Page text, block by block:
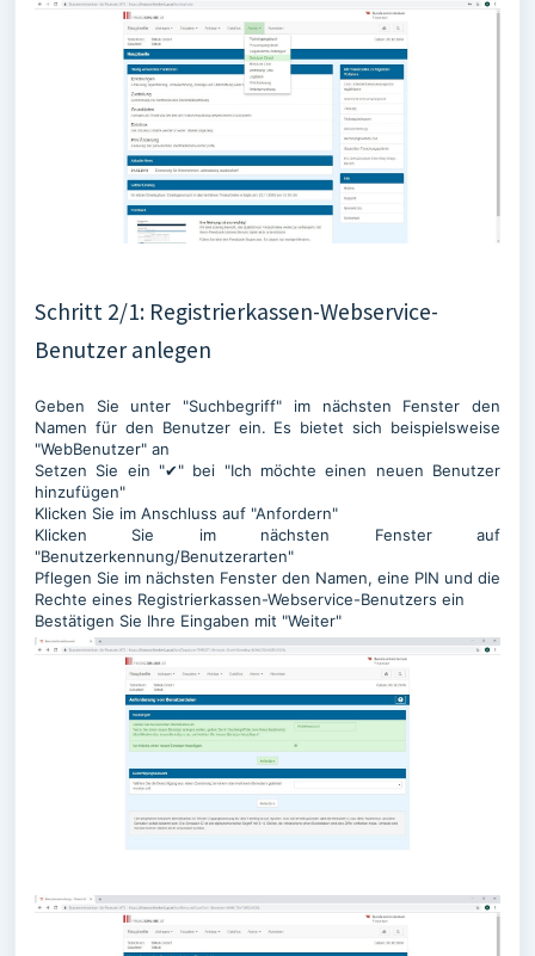
Schritt 2/1: Registrierkassen-Webservice-
Benutzer anlegen
Geben Sie unter "Suchbegriff" im nächsten Fenster den
Namen für den Benutzer ein. Es bietet sich beispielsweise
"WebBenutzer" an
Setzen Sie ein "✔" bei "Ich möchte einen neuen Benutzer
hinzufügen"
Klicken Sie im Anschluss auf "Anfordern"
Klicken Sie im nächsten Fenster auf
"Benutzerkennung/Benutzerarten"
Pflegen Sie im nächsten Fenster den Namen, eine PIN und die
Rechte eines Registrierkassen-Webservice-Benutzers ein
Bestätigen Sie Ihre Eingaben mit "Weiter"